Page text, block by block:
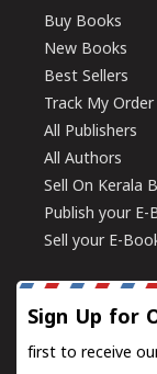
Buy Books
New Books
Best Sellers
Track My Order
All Publishers
All Authors
Sell On Kerala
Publish your E-
Sell your E-
Sign Up for
first to receive